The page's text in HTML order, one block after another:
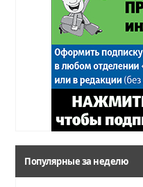
Популярные за неделю